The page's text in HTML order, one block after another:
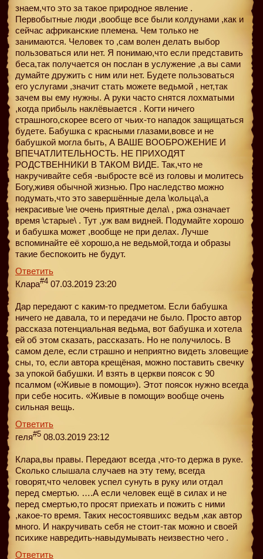
знаем,что это за такое природное явление .
Первобытные люди ,вообще все были колдунами ,как и
сейчас африканские племена. Чем только не
занимаются. Человек то ,сам волен делать выбор
пользоваться или нет. Я понимаю,что если представить
беса,так получается он послан в услужение ,а вы сами
думайте дружить с ним или нет. Будете пользоваться
его услугами ,значит стать можете ведьмой , нет,так
зачем вы ему нужны. А руки часто снятся лохматыми
,когда прибыль наклёвыается . Когти ничего
страшного,скорее всего от чьих-то нападок защищаться
будете. Бабушка с красными глазами,вовсе и не
бабушкой могла быть, А ВАШЕ ВООБРОЖЕНИЕ И
ВПЕЧАТЛИТЕЛЬНОСТЬ. НЕ ПРИХОДЯТ
РОДСТВЕННИКИ В ТАКОМ ВИДЕ. Так,что не
накручивайте себя -выбросте всё из головы и молитесь
Богу,живя обычной жизнью. Про наследство можно
подумать,что это завершённые дела \кольца\,а
некрасивые \не очень приятные дела\ , ржа означает
время \старые\ . Тут ,уж вам видней. Подумайте хорошо
и бабушка может ,вообще не при делах. Лучше
вспоминайте её хорошо,а не ведьмой,тогда и образы
такие беспокоить не будут.
Ответить
Клара#4 07.03.2019 23:20
Дар передают с каким-то предметом. Если бабушка
ничего не давала, то и передачи не было. Просто автор
рассказа потенциальная ведьма, вот бабушка и хотела
ей об этом сказать, рассказать. Но не получилось. В
самом деле, если страшно и неприятно видеть зловещие
сны, то, если автора крещёная, можно поставить свечку
за упокой бабушки. И взять в церкви поясок с 90
псалмом («Живые в помощи»). Этот поясок нужно всегда
при себе носить. «Живые в помощи» вообще очень
сильная вещь.
Ответить
геля#5 08.03.2019 23:12
Клара,вы правы. Передают всегда ,что-то держа в руке.
Сколько слышала случаев на эту тему, всегда
говорят,что человек успел сунуть в руку или отдал
перед смертью. ….А если человек ещё в силах и не
перед смертью,то просят приехать и пожить с ними
,какое-то время. Таких несостоявшихс ведьм ,как автор
много. И накручивать себя не стоит-так можно и своей
психике навредить-навыдумывать неизвестно чего .
Ответить